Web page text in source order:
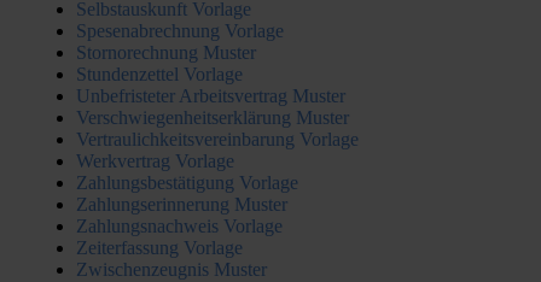
Selbstauskunft Vorlage
Spesenabrechnung Vorlage
Stornorechnung Muster
Stundenzettel Vorlage
Unbefristeter Arbeitsvertrag Muster
Verschwiegenheitserklärung Muster
Vertraulichkeitsvereinbarung Vorlage
Werkvertrag Vorlage
Zahlungsbestätigung Vorlage
Zahlungserinnerung Muster
Zahlungsnachweis Vorlage
Zeiterfassung Vorlage
Zwischenzeugnis Muster